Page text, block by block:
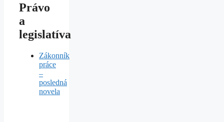
Právo
a
legislatíva
Zákonník
práce
–
posledná
novela